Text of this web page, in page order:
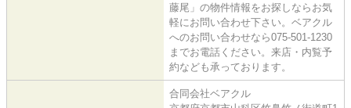
藤尾」の物件情報をお探しならお気
軽にお問い合わせ下さい。ベアクル
へのお問い合わせなら075-501-1230
までお電話ください。来店・内覧予
約なども承っております。
合同会社ベアクル